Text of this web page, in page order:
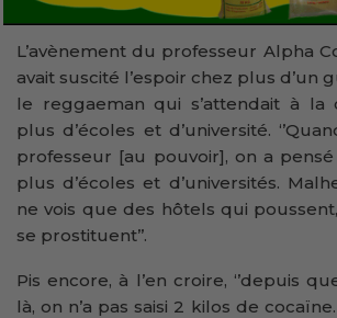
L’avènement du professeur Alpha
avait suscité l’espoir chez plus d’un
le reggaeman qui s’attendait à la
plus d’écoles et d’université.
professeur [au pouvoir], on a pensé
plus d’écoles et d’universités.
ne vois que des hôtels qui
se prostituent’’.
Pis encore, à l’en croire, ‘’depuis
là, on n’a pas saisi 2 kilos de